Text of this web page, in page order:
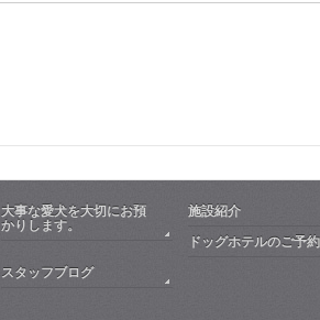
大事な愛犬を大切にお預
かりします。
施設紹介
ドッグホテルのご予約
スタッフブログ